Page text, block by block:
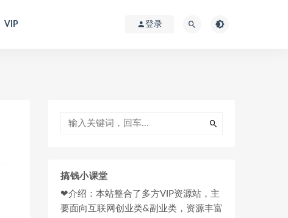
VIP 登录
搞钱小课堂
❤介绍：本站整合了多方VIP资源站，主
要面向互联网创业类&副业类，资源丰富